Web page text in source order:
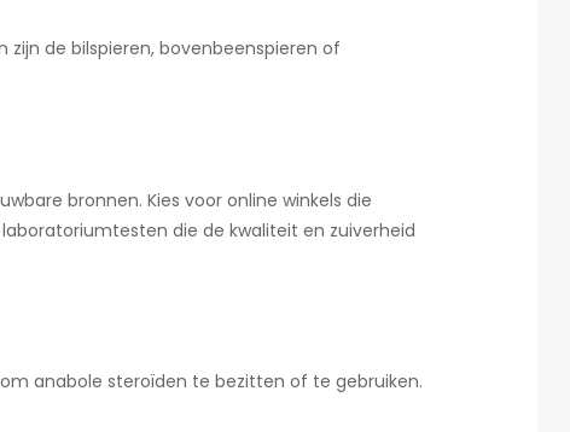
de bilspieren, bovenbeenspieren of
bronnen. Kies voor online winkels die
die de kwaliteit en zuiverheid
anabole steroïden te bezitten of te gebruiken.